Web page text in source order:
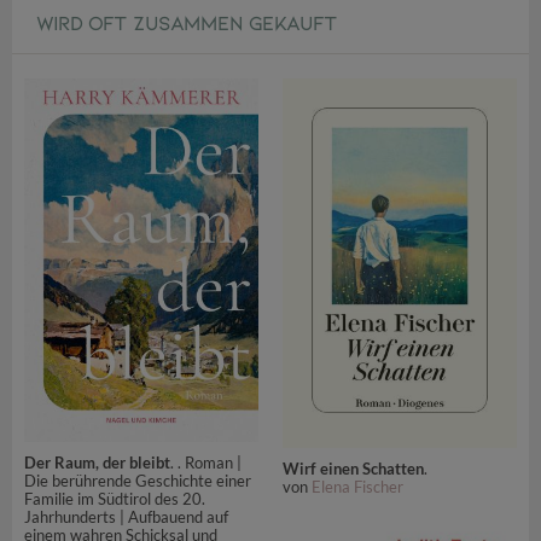
WIRD OFT ZUSAMMEN GEKAUFT
Der Raum, der bleibt. . Roman |
Die berührende Geschichte einer
Familie im Südtirol des 20.
Jahrhunderts | Aufbauend auf
einem wahren Schicksal und
Wirf einen Schatten.
von Elena Fischer